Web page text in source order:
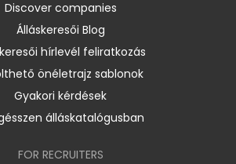
Discover companies
Álláskeresői Blog
hírlevél feliratkozás
önéletrajz sablonok
Gyakori kérdések
álláskatalógusban
FOR RECRUITERS